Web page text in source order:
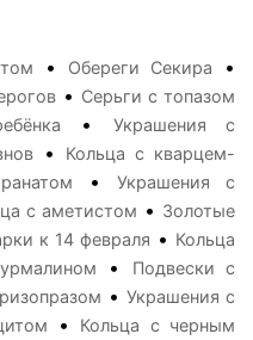
• Обереги Секира •
• Серьги с топазом
•
Украшения с
•
Кольца с кварцем-
•Украшения с
с аметистом • Золотые
к 14 февраля • Кольца
•
Подвески с
• Украшения с
•
Кольца с черным